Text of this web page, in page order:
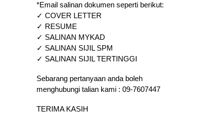
*Email salinan dokumen seperti berikut:
✓ COVER LETTER
✓ RESUME
✓ SALINAN MYKAD
✓ SALINAN SIJIL SPM
✓ SALINAN SIJIL TERTINGGI
Sebarang pertanyaan anda boleh
menghubungi talian kami : 09-7607447
TERIMA KASIH